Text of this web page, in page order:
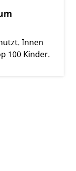
Innen
100 Kinder.